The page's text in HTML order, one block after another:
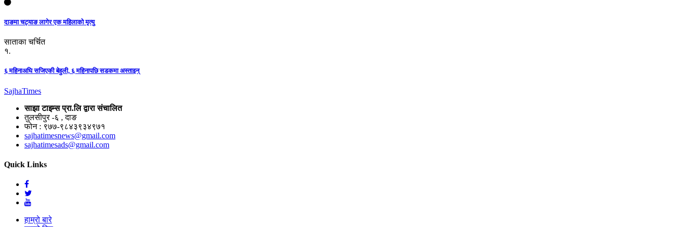
दाङमा चट्याङ लागेर एक महिलाको मृत्यु
साताका चर्चित
१.
६ महिनाअघि सजिएकी बेहुली, ६ महिनापछि सडकमा अस्ताइन्
SajhaTimes
साझा टाइम्स प्रा.लि द्वारा संचालित
तुलसीपुर -६ , दाङ
फोन : ९७७-९८४३९३४९७१
sajhatimesnews@gmail.com
sajhatimesads@gmail.com
Quick Links
हाम्रो बारे